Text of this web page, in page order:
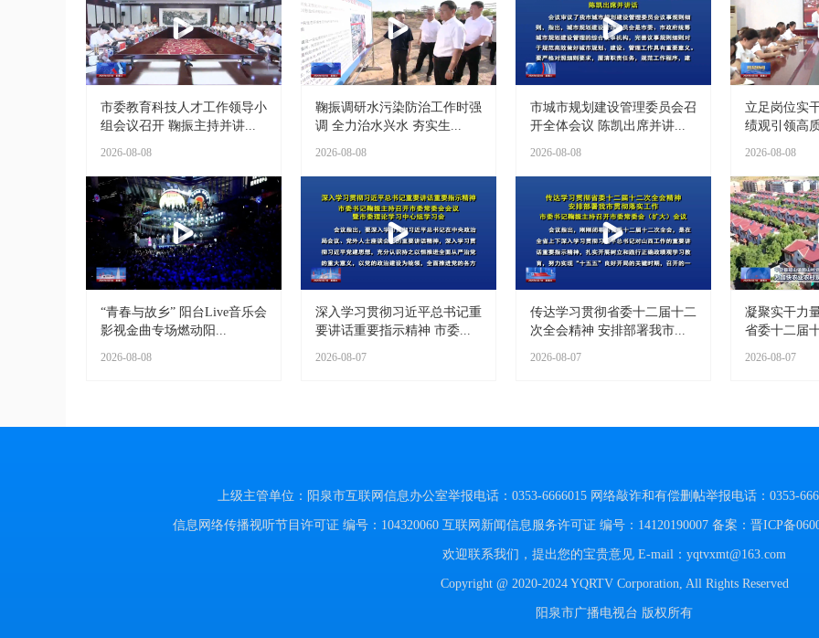
市委教育科技人才工作领导小
组会议召开 鞠振主持并讲...
2026-08-08
鞠振调研水污染防治工作时强
调 全力治水兴水 夯实生...
2026-08-08
市城市规划建设管理委员会召
开全体会议 陈凯出席并讲...
2026-08-08
立足岗位实
绩观引领高
2026-08-08
“青春与故乡” 阳台Live音乐会
影视金曲专场燃动阳...
2026-08-08
深入学习贯彻习近平总书记重
要讲话重要指示精神 市委...
2026-08-07
传达学习贯彻省委十二届十二
次全会精神 安排部署我市...
2026-08-07
凝聚实干力
省委十二届
2026-08-07
上级主管单位：阳泉市互联网信息办公室举报电话：0353-6666015 网络敲诈和有偿删帖举报电话：0353-
信息网络传播视听节目许可证 编号：104320060 互联网新闻信息服务许可证 编号：14120190007 备案：晋ICP备
欢迎联系我们，提出您的宝贵意见 E-mail：yqtvxmt@163.com
Copyright @ 2020-2024 YQRTV Corporation, All Rights Reserved
阳泉市广播电视台 版权所有